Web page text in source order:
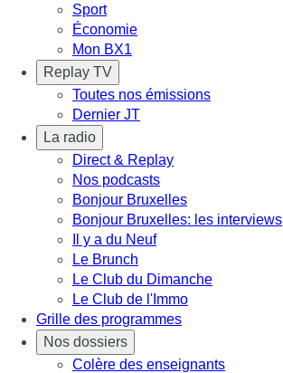
Sport
Économie
Mon BX1
Replay TV
Toutes nos émissions
Dernier JT
La radio
Direct & Replay
Nos podcasts
Bonjour Bruxelles
Bonjour Bruxelles: les interviews
Il y a du Neuf
Le Brunch
Le Club du Dimanche
Le Club de l'Immo
Grille des programmes
Nos dossiers
Colère des enseignants